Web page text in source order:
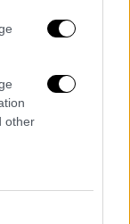
other